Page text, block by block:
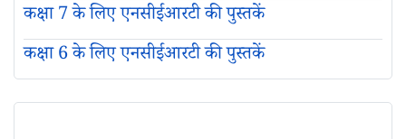
कक्षा 7 के लिए एनसीईआरटी की पुस्तकें
कक्षा 6 के लिए एनसीईआरटी की पुस्तकें